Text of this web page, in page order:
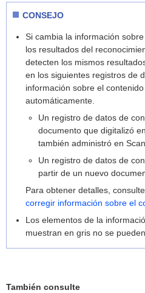
CONSEJO
Si cambia la información
los resultados del
detecten los mismos
en los siguientes registros de
información sobre el
automáticamente.
Un registro de datos de
documento que digitalizó
también administró en
Un registro de datos de
partir de un nuevo
Para obtener detalles, consulte
corregir información sobre el
Los elementos de la
muestran en gris no se
También consulte